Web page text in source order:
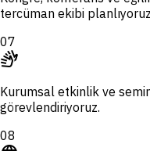
tercüman ekibi
07
sign_language
Kurumsal etkinlik ve
görevlendiriyoruz.
08